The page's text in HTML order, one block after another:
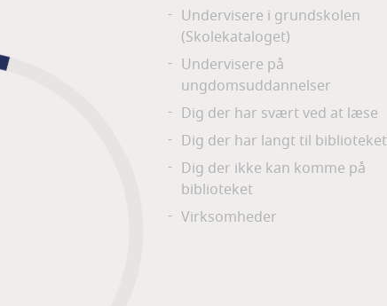
Undervisere i grundskolen
(Skolekataloget)
Undervisere på
ungdomsuddannelser
Dig der har svært ved at læse
Dig der har langt til biblioteket
Dig der ikke kan komme på
biblioteket
Virksomheder